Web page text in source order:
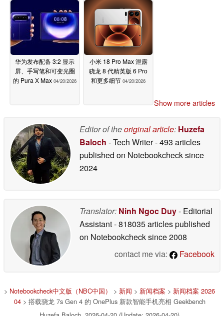
华为发布配备 3:2 显示
屏、手写笔和可变光圈
的 Pura X Max 04/20/2026
小米 18 Pro Max 泄露
骁龙 8 代精英版 6 Pro
和更多细节 04/20/2026
Show more articles
Editor of theoriginal article: Huzefa
Baloch - Tech Writer- 493 articles
published on Notebookchecksince
2024
Translator: Ninh Ngoc Duy- Editorial
Assistant- 818035 articles published
on Notebookchecksince 2008
contact me via:
Facebook
> Notebookcheck中文版（NBC中国） > 新闻 > 新闻档案 > 新闻档案 2026
04> 搭载骁龙 7s Gen 4 的 OnePlus 新款智能手机亮相 Geekbench